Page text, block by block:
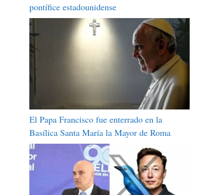
pontífice estadounidense
El Papa Francisco fue enterrado en la
Basílica Santa María la Mayor de Roma